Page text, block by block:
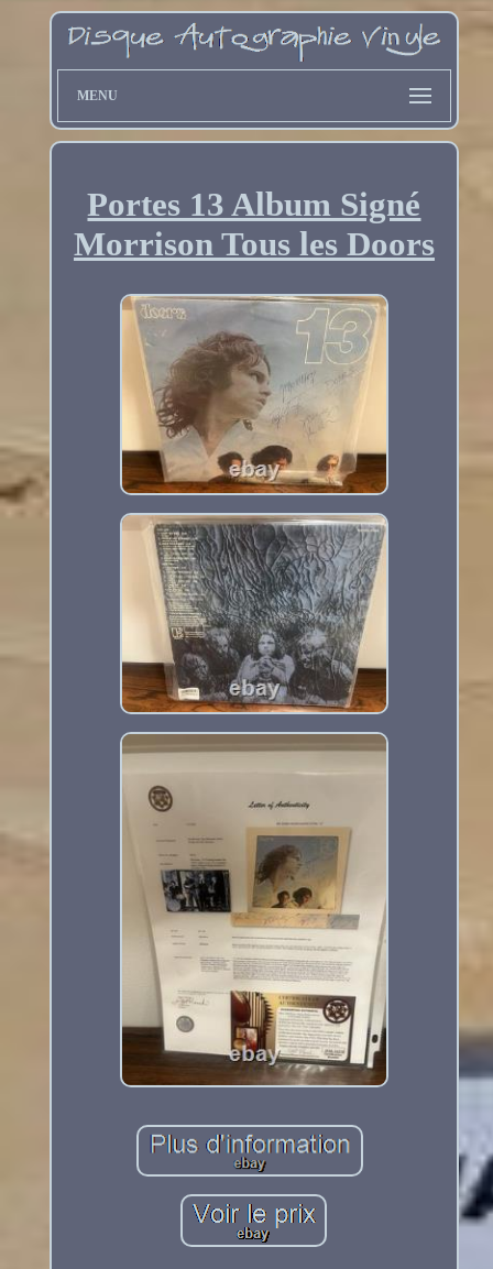
MENU
Portes 13 Album Signé
Morrison Tous les Doors